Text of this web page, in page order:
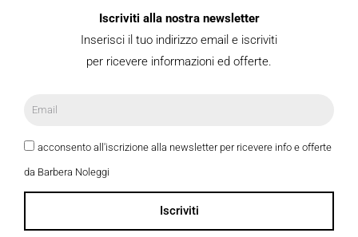
Iscriviti alla nostra newsletter
Inserisci il tuo indirizzo email e iscriviti
per ricevere informazioni ed offerte.
acconsento all'iscrizione alla newsletter per ricevere info e offerte
da Barbera Noleggi
Iscriviti